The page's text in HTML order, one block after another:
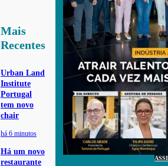
Mais
Recentes
Urban Land
Institute
Portugal
tem novo
chair
há 6 minutos
Há um novo
restaurante